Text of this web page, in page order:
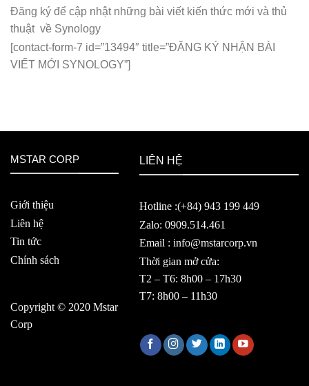
Đăng ký để cập nhật những bài viết kiến thức mới và thủ
thuật về Synology
[contact-form-7 id=”13494″ title=”ĐĂNG KÝ NHẬN BÀI
VIẾT MỚI SYNOLOGY”]
MSTAR CORP
Giới thiệu
Liên hệ
Tin tức
Chính sách
Copyright © 2020 Mstar
Corp
LIÊN HỆ
Hotline :(+84) 943 199 449
Zalo: 0909.514.461
Email : info@mstarcorp.vn
Thời gian mở cửa:
T2 – T6: 8h00 – 17h30
T7: 8h00 – 11h30